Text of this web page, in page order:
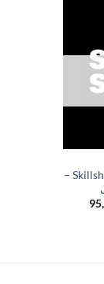
اکانت پرمیوم شخصی Skillshare –
محدوده